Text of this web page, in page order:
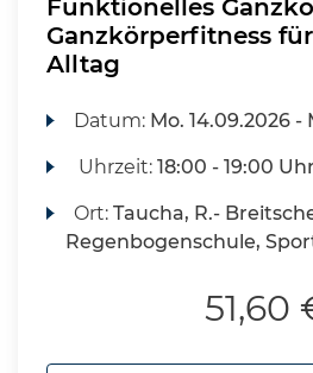
Funktionelles
Ganzkörperfitness
Alltag
Datum: Mo. 14.09.2026 -
Uhrzeit:18:00 - 19:00 Uhr
Ort:Taucha, R.-
Regenbogenschule,
51,60